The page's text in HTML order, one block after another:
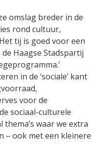
omslag breder in de
rond cultuur,
tij is goed voor een
Haagse Stadspartij
in de ‘sociale’ kant
voor de
sociaal-culturele
waar we extra
– ook met een kleinere